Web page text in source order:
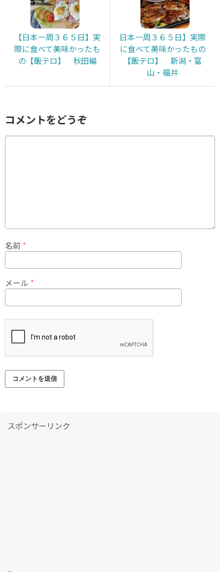
【日本一周３６５日】実
際に食べて美味かったも
の【飯テロ】 秋田編
日本一周３６５日】実際
に食べて美味かったもの
【飯テロ】 新潟・富
山・福井
コメントをどうぞ
名前 *
メール *
スポンサーリンク